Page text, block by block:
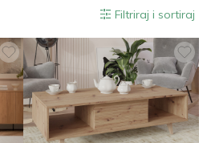
Filtriraj i sortiraj